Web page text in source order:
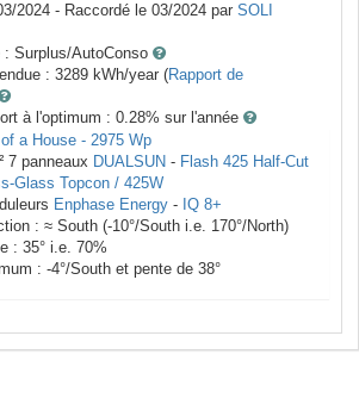
2024 - Raccordé le 03/2024 par SOLI
: Surplus/AutoConso
: 3289 kWh/year (Rapport de
à l'optimum : 0.28% sur l'année
a House - 2975 Wp
7 panneaux DUALSUN - Flash 425 Half-Cut
Glass Topcon / 425W
Enphase Energy - IQ 8+
: ≈ South (-10°/South i.e. 170°/North)
: 35° i.e. 70%
: -4°/South et pente de 38°